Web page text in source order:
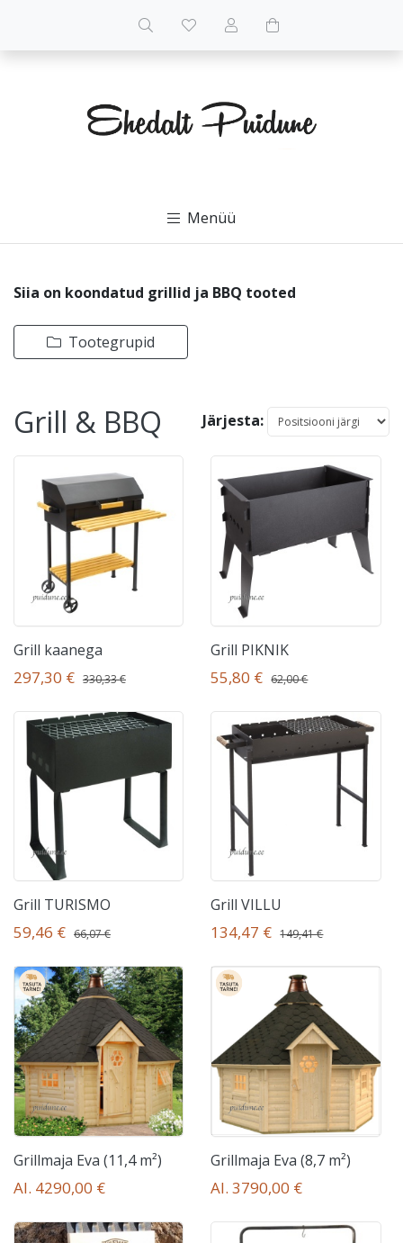
Menüü
Siia on koondatud grillid ja BBQ tooted
Tootegrupid
Grill & BBQ Järjesta:
Grill kaanega
297,30 € 330,33 €
Grill PIKNIK
55,80 € 62,00 €
Grill TURISMO
59,46 € 66,07 €
Grill VILLU
134,47 € 149,41 €
Grillmaja Eva (11,4 m²)
Al. 4290,00 €
Grillmaja Eva (8,7 m²)
Al. 3790,00 €